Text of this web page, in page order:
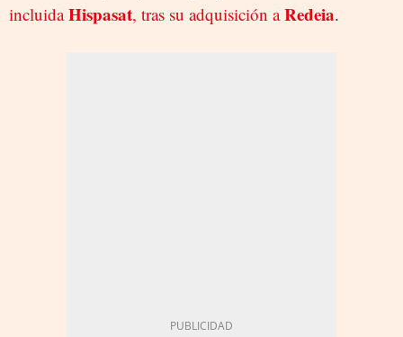
incluidaHispasat, tras su adquisición aRedeia.